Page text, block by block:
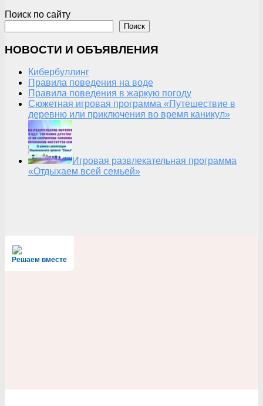
Поиск по сайту
Поиск
НОВОСТИ И ОБЪЯВЛЕНИЯ
Кибербуллинг
Правила поведения на воде
Правила поведения в жаркую погоду
Сюжетная игровая программа «Путешествие в
деревню или приключения во время каникул»
Игровая развлекательная программа
«Отдыхаем всей семьей»
Решаем вместе